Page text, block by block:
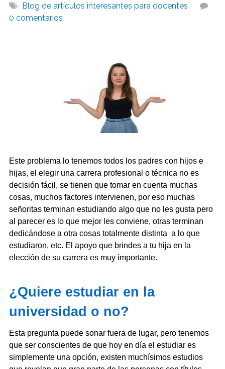
Blog de artículos interesantes para docentes
0 comentarios
Este problema lo tenemos todos los padres con hijos e
hijas, el elegir una carrera profesional o técnica no es
decisión fácil, se tienen que tomar en cuenta muchas
cosas, muchos factores intervienen, por eso muchas
señoritas terminan estudiando algo que no les gusta pero
al parecer es lo que mejor les conviene, otras terminan
dedicándose a otra cosas totalmente distinta a lo que
estudiaron, etc. El apoyo que brindes a tu hija en la
elección de su carrera es muy importante.
¿Quiere estudiar en la
universidad o no?
Esta pregunta puede sonar fuera de lugar, pero tenemos
que ser conscientes de que hoy en día el estudiar es
simplemente una opción, existen muchísimos estudios